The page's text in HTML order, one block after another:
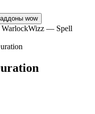
WarlockWizz — Spell